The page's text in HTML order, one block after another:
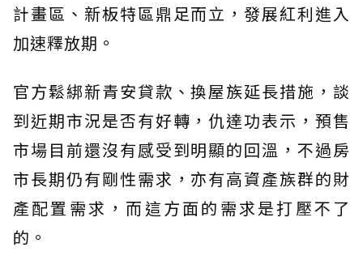
計畫區、新板特區鼎足而立，發展紅利進入
加速釋放期。
官方鬆綁新青安貸款、換屋族延長措施，談
到近期市況是否有好轉，仇達功表示，預售
市場目前還沒有感受到明顯的回溫，不過房
市長期仍有剛性需求，亦有高資產族群的財
產配置需求，而這方面的需求是打壓不了
的。